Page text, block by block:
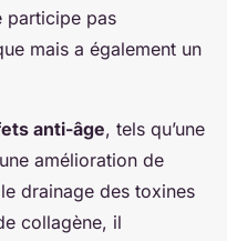
participe pas
mais a également un
anti-âge, tels qu’une
amélioration de
drainage des toxines
collagène, il